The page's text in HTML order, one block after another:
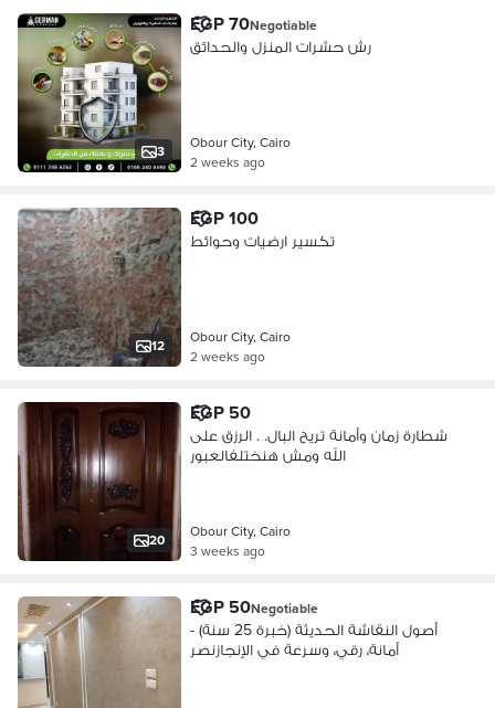
3
EGP 70Negotiable
رش حشرات المنزل والحدائق
Obour City, Cairo
2 weeks ago
12
EGP 100
تكسير ارضيات وحوائط
Obour City, Cairo
2 weeks ago
20
EGP 50
شطارة زمان وأمانة تريح البال. . الرزق على
الله ومش هنختلفالعبور
Obour City, Cairo
3 weeks ago
EGP 50Negotiable
أصول النقاشة الحديثة (خبرة 25 سنة) -
أمانة، رقي، وسرعة في الإنجازنصر